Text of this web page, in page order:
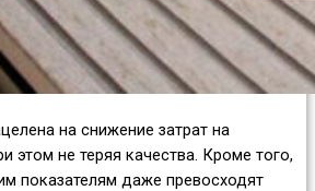
на снижение затрат на
этом не теряя качества. Кроме того,
показателям даже превосходят